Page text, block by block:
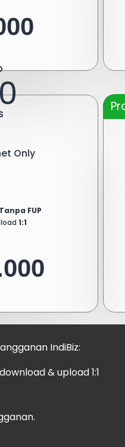
Only
Tanpa FUP
1:1
IndiBiz:
& upload 1:1